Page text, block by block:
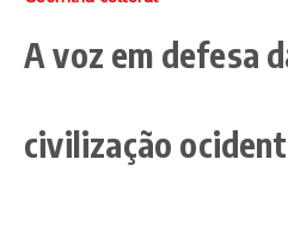
A voz em defesa
civilização